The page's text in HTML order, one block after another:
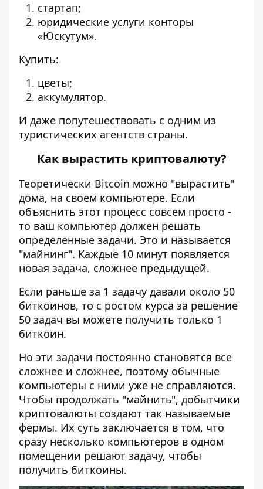
стартап;
юридические услуги конторы
«Юскутум».
Купить:
цветы;
аккумулятор.
И даже попутешествовать с одним из
туристических агентств страны.
Как вырастить криптовалюту?
Теоретически Bitcoin можно "вырастить"
дома, на своем компьютере. Если
объяснить этот процесс совсем просто -
то ваш компьютер должен решать
определенные задачи. Это и называется
"майнинг". Каждые 10 минут появляется
новая задача, сложнее предыдущей.
Если раньше за 1 задачу давали около 50
биткоинов, то с ростом курса за решение
50 задач вы можете получить только 1
биткоин.
Но эти задачи постоянно становятся все
сложнее и сложнее, поэтому обычные
компьютеры с ними уже не справляются.
Чтобы продолжать "майнить", добытчики
криптовалюты создают так называемые
фермы. Их суть заключается в том, что
сразу несколько компьютеров в одном
помещении решают задачу, чтобы
получить биткоины.